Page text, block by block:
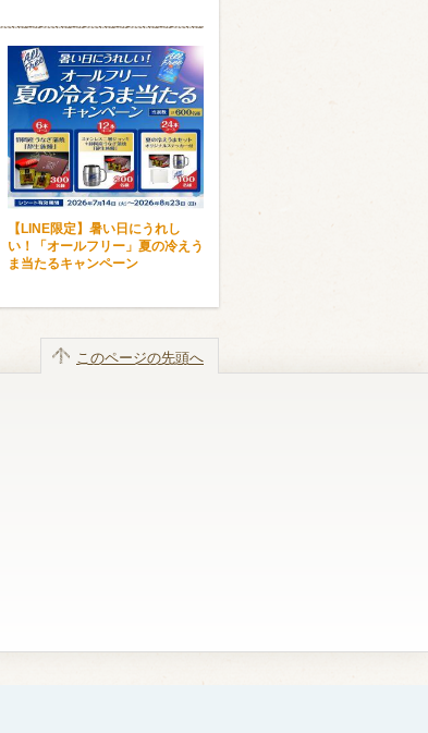
【LINE限定】暑い日にうれし
い！「オールフリー」夏の冷えう
ま当たるキャンペーン
このページの先頭へ